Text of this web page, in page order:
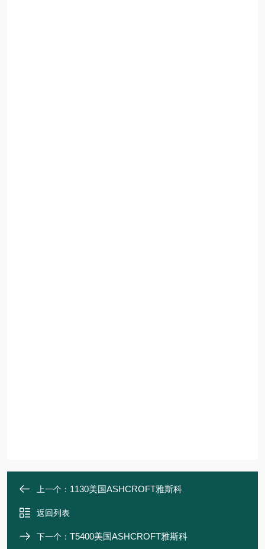
上一个： 1130美国ASHCROFT雅斯科
返回列表
下一个： T5400美国ASHCROFT雅斯科